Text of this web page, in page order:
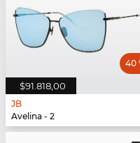
$91.818,00
40
JB
Avelina - 2